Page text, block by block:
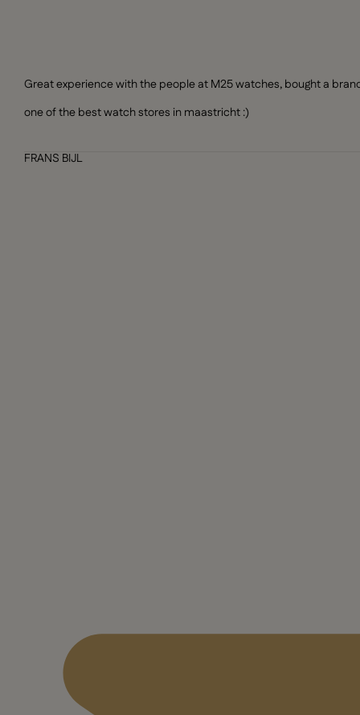
Great experience with the people at M25 watches, bought a
one of the best watch stores in maastricht :)
FRANS BIJL